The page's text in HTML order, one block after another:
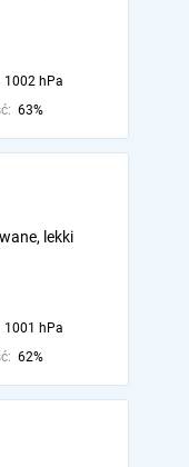
1002 hPa
63%
lekki
1001 hPa
62%